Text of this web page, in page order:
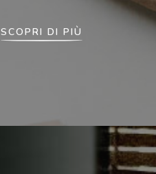
SCOPRI DI PIÙ